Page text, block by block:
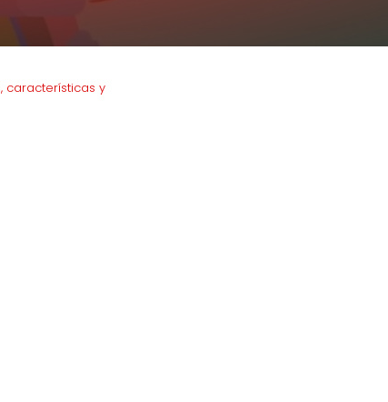
características y